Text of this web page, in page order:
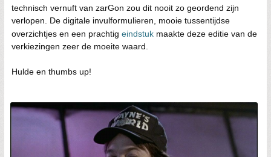
technisch vernuft van zarGon zou dit nooit zo geordend zijn
verlopen. De digitale invulformulieren, mooie tussentijdse
overzichtjes en een prachtig eindstuk maakte deze editie van de
verkiezingen zeer de moeite waard.
Hulde en thumbs up!